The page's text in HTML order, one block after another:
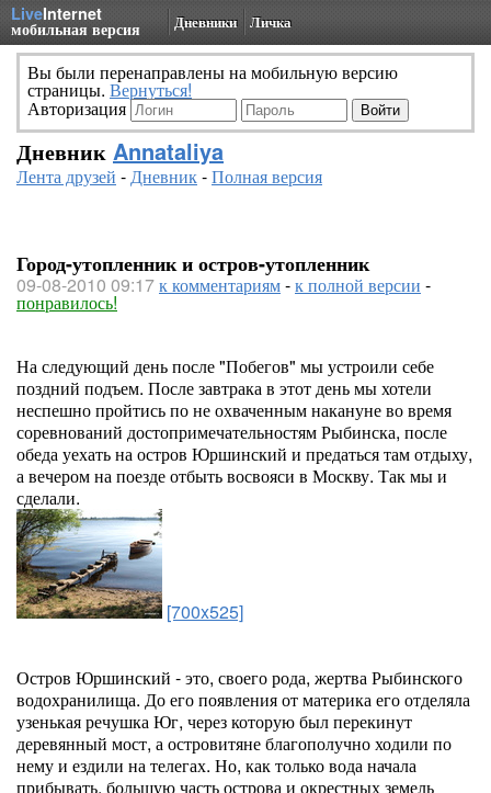
LiveInternet
мобильная версия Дневники Личка
Вы были перенаправлены на мобильную версию
страницы. Вернуться!
Авторизация
Дневник Annataliya
Лента друзей -Дневник-Полная версия
Город-утопленник и остров-утопленник
09-08-2010 09:17к комментариям-к полной версии -
понравилось!
На следующий день после "Побегов" мы устроили себе
поздний подъем. После завтрака в этот день мы хотели
неспешно пройтись по не охваченным накануне во время
соревнований достопримечательностям Рыбинска, после
обеда уехать на остров Юршинский и предаться там отдыху,
а вечером на поезде отбыть восвояси в Москву. Так мы и
сделали.
[700x525]
Остров Юршинский - это, своего рода, жертва Рыбинского
водохранилища. До его появления от материка его отделяла
узенькая речушка Юг, через которую был перекинут
деревянный мост, а островитяне благополучно ходили по
нему и ездили на телегах. Но, как только вода начала
прибывать, большую часть острова и окрестных земель